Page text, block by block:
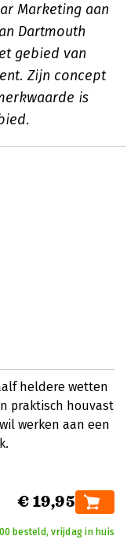
Marketing aan
Dartmouth
gebied van
Zijn concept
is
heldere wetten
praktisch houvast
werken aan een
€ 19,95
besteld, vrijdag in huis